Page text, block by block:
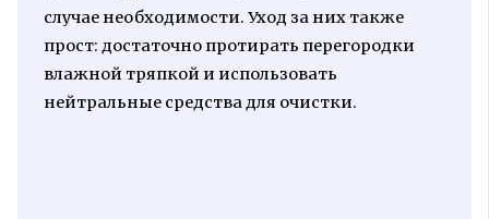
случае необходимости. Уход за них также
прост: достаточно протирать перегородки
влажной тряпкой и использовать
нейтральные средства для очистки.